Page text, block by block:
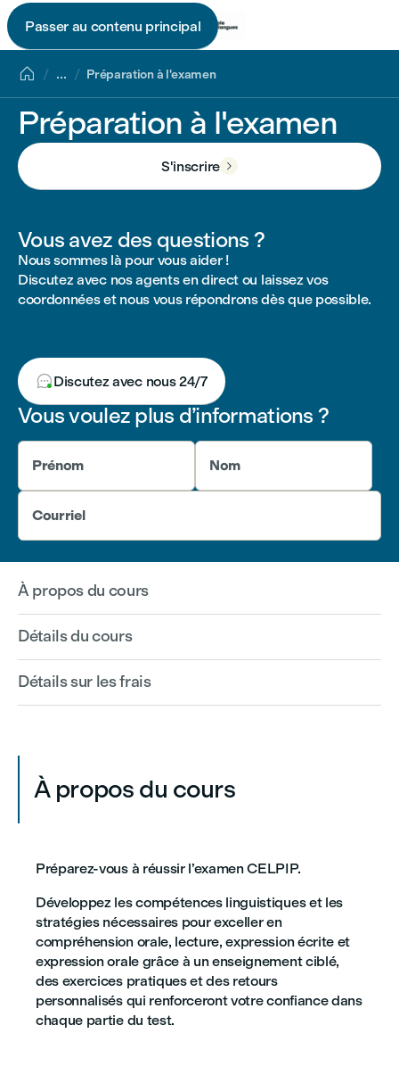
Passer au contenu principal

 ... Préparation à l'examen
Préparation à l'examen
S'inscrire 
Vous avez des questions ?
Nous sommes là pour vous aider !
Discutez avec nos agents en direct ou laissez vos
coordonnées et nous vous répondrons dès que possible.
Discutez avec nous 24/7
Vous voulez plus d’informations ?
Prénom Nom
Courriel
À propos du cours
Détails du cours
Détails sur les frais
À propos du cours
Préparez-vous à réussir l’examen CELPIP.
Développez les compétences linguistiques et les
stratégies nécessaires pour exceller en
compréhension orale, lecture, expression écrite et
expression orale grâce à un enseignement ciblé,
des exercices pratiques et des retours
personnalisés qui renforceront votre confiance dans
chaque partie du test.